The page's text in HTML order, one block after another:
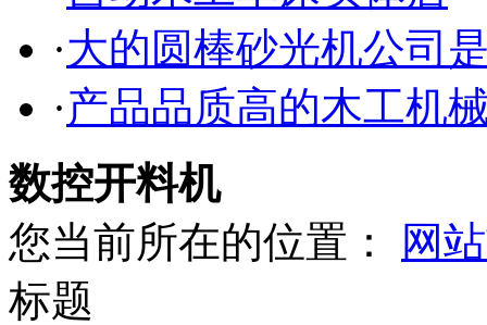
·大的圆棒砂光机公司
·产品品质高的木工机
数控开料机
您当前所在的位置：
网
标题